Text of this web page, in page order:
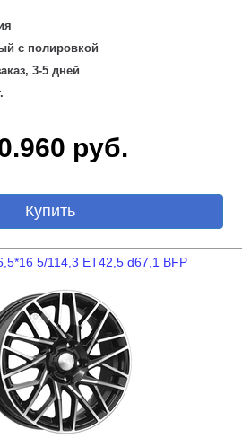
с полировкой
3-5 дней
руб.
Купить
5/114,3 ET42,5 d67,1 BFP